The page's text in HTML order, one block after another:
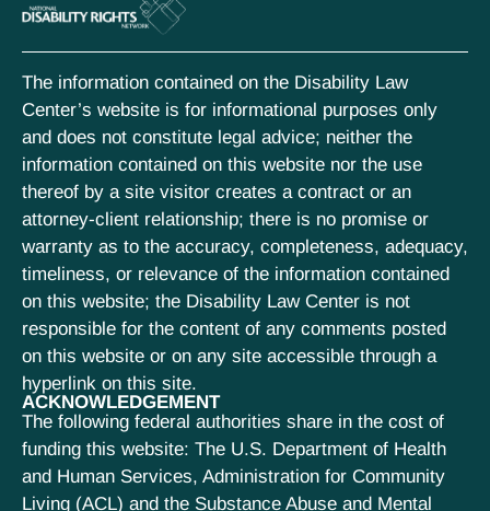
The information contained on the Disability Law
Center’s website is for informational purposes only
and does not constitute legal advice; neither the
information contained on this website nor the use
thereof by a site visitor creates a contract or an
attorney-client relationship; there is no promise or
warranty as to the accuracy, completeness, adequacy,
timeliness, or relevance of the information contained
on this website; the Disability Law Center is not
responsible for the content of any comments posted
on this website or on any site accessible through a
hyperlink on this site.
ACKNOWLEDGEMENT
The following federal authorities share in the cost of
funding this website: The U.S. Department of Health
and Human Services, Administration for Community
Living (ACL) and the Substance Abuse and Mental